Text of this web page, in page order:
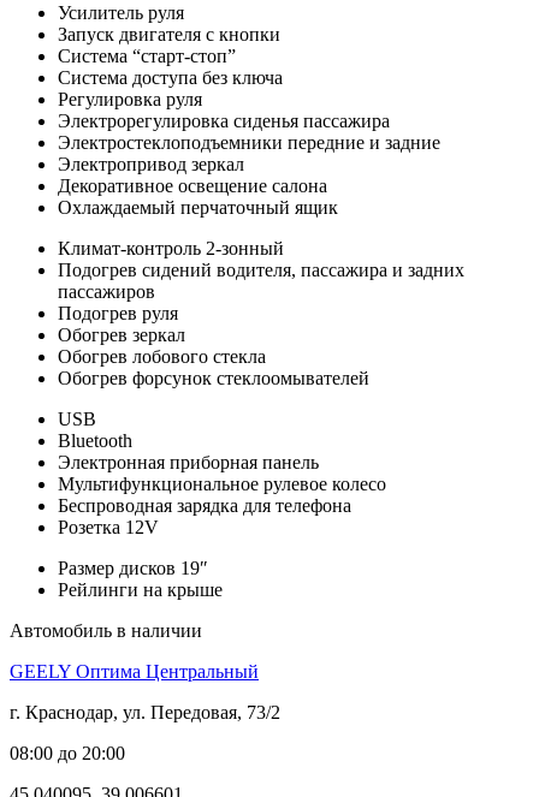
Усилитель руля
Запуск двигателя с кнопки
Система “старт-стоп”
Система доступа без ключа
Регулировка руля
Электрорегулировка сиденья пассажира
Электростеклоподъемники передние и задние
Электропривод зеркал
Декоративное освещение салона
Охлаждаемый перчаточный ящик
Климат-контроль 2-зонный
Подогрев сидений водителя, пассажира и задних
пассажиров
Подогрев руля
Обогрев зеркал
Обогрев лобового стекла
Обогрев форсунок стеклоомывателей
USB
Bluetooth
Электронная приборная панель
Мультифункциональное рулевое колесо
Беспроводная зарядка для телефона
Розетка 12V
Размер дисков 19″
Рейлинги на крыше
Автомобиль в наличии
GEELY Оптима Центральный
г. Краснодар, ул. Передовая, 73/2
08:00 до 20:00